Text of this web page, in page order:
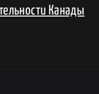
Канады